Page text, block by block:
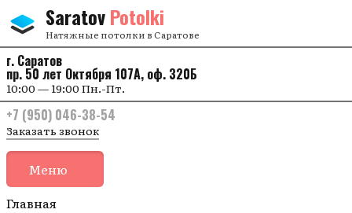
Перейти к содержанию
SaratovPotolki
Натяжные потолки в Саратове
г. Саратов
пр. 50 лет Октября 107А, оф. 320Б
10:00 — 19:00 Пн.-Пт.
+7 (950) 046-38-54
Заказать звонок
Меню
Главная